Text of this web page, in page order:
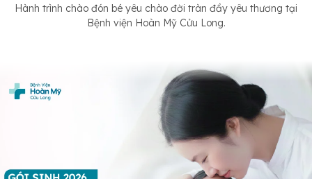
Thuận Mỹ
Hành trình chào đón bé yêu chào đời tràn đầy yêu thương tại
Bệnh viện Hoàn Mỹ Cửu Long.